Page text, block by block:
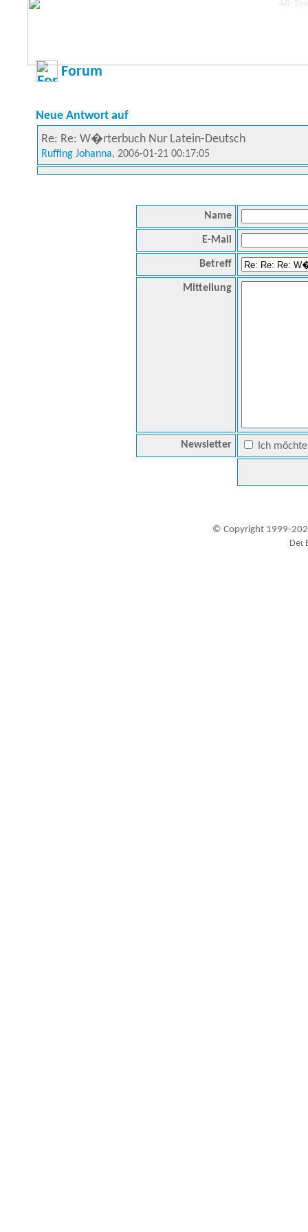
Forum
Neue Antwort auf
Re: Re: W�rterbuch Nur Latein-Deutsch
Ruffing Johanna, 2006-01-21 00:17:05
Name
E-Mail
Betreff
Mitteilung
Newsletter Ich
© Copyright 1999-